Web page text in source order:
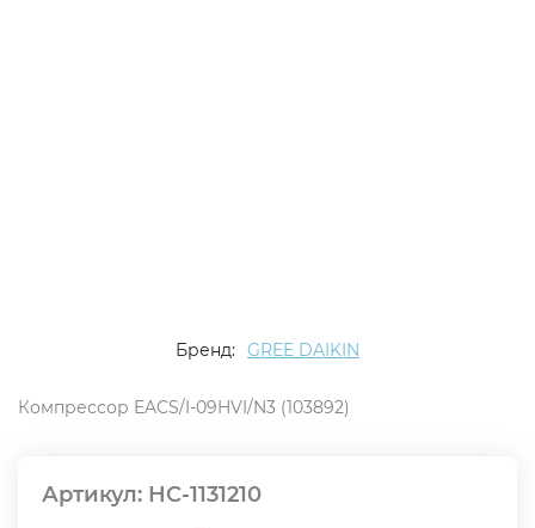
Бренд: GREE DAIKIN
Компрессор EACS/I-09HVI/N3 (103892)
Артикул: НС-1131210